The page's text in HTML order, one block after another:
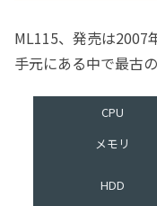
ML115、発売は2007
手元にある中で最古
CPU
メモリ
HDD